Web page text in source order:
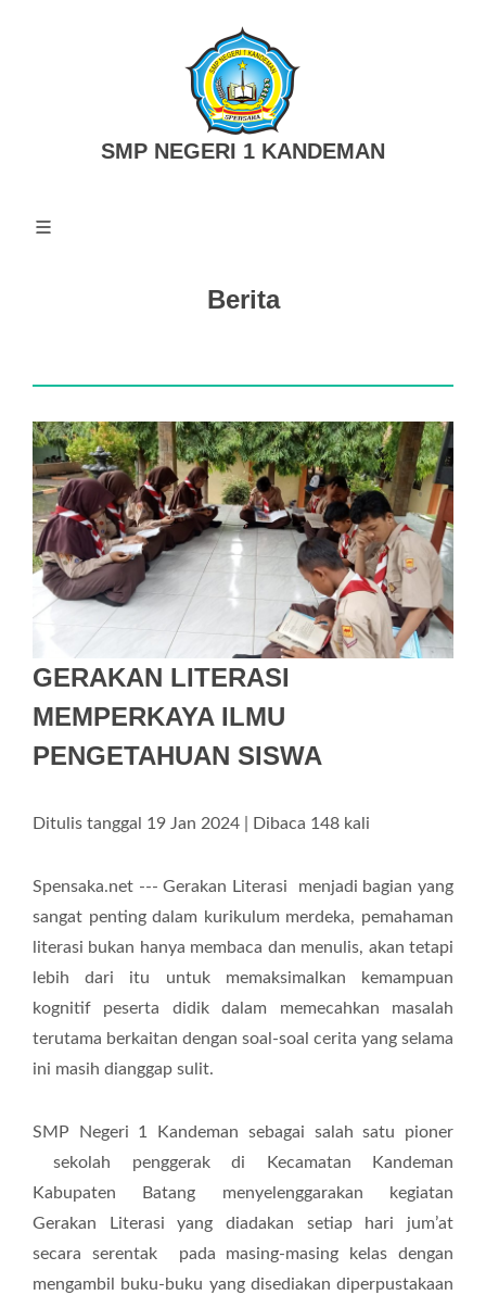
SMP NEGERI 1 KANDEMAN
Berita
GERAKAN LITERASI
MEMPERKAYA ILMU
PENGETAHUAN SISWA
Ditulis tanggal 19 Jan 2024 | Dibaca 148 kali
Spensaka.net --- Gerakan Literasi menjadi bagian yang
sangat penting dalam kurikulum merdeka, pemahaman
literasi bukan hanya membaca dan menulis, akan tetapi
lebih dari itu untuk memaksimalkan kemampuan
kognitif peserta didik dalam memecahkan masalah
terutama berkaitan dengan soal-soal cerita yang selama
ini masih dianggap sulit.
SMP Negeri 1 Kandeman sebagai salah satu pioner
sekolah penggerak di Kecamatan Kandeman
Kabupaten Batang menyelenggarakan kegiatan
Gerakan Literasi yang diadakan setiap hari jum’at
secara serentak pada masing-masing kelas dengan
mengambil buku-buku yang disediakan diperpustakaan